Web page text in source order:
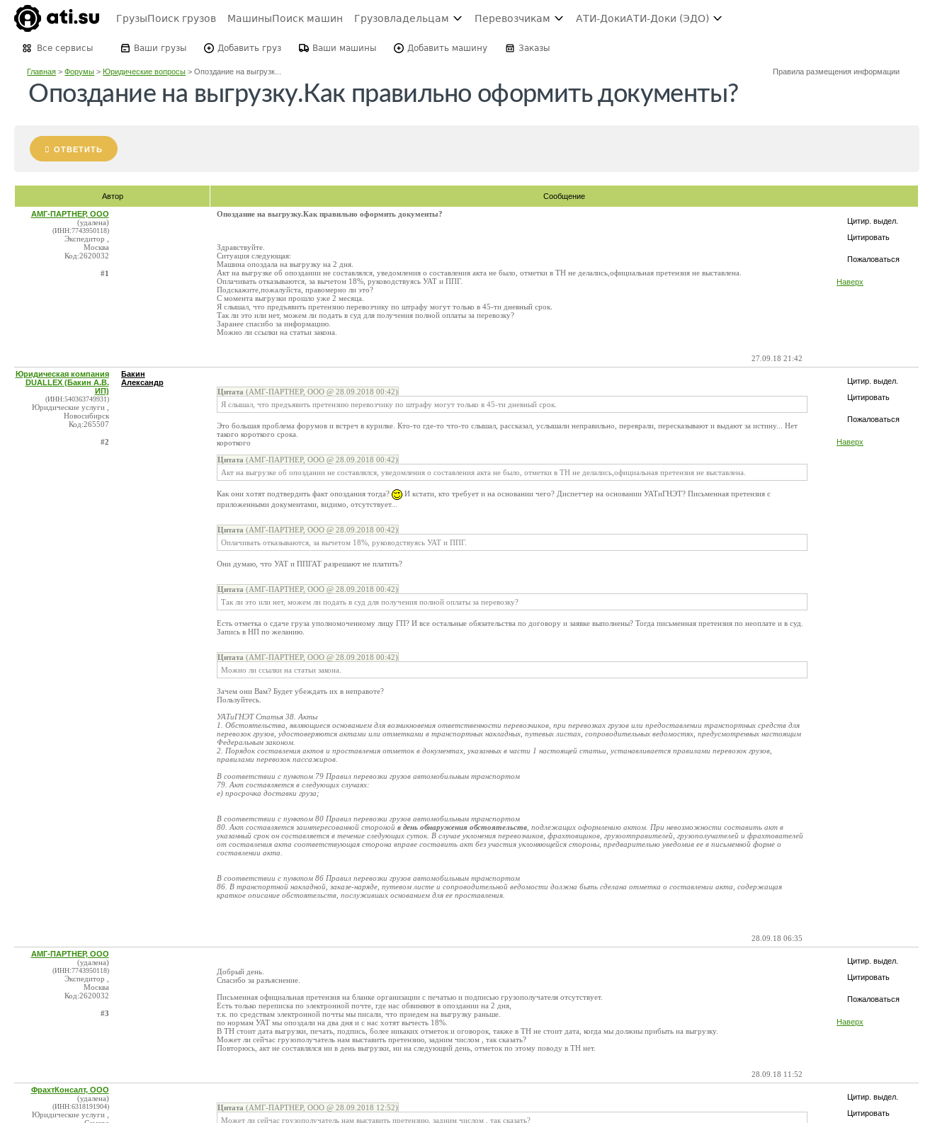
ГрузыПоиск грузов МашиныПоиск машин Грузовладельцам Перевозчикам АТИ-ДокиАТИ-Доки (ЭДО)
Все сервисы Ваши грузы Добавить груз Ваши машины Добавить машину Заказы
Главная >Форумы >Юридические вопросы >Опоздание на выгрузк... Правила размещения информации
Опоздание на выгрузку.Как правильно оформить документы?
ОТВЕТИТЬ
Автор Сообщение
Цитир. выдел.
Цитировать
Пожаловаться
Наверх
АМГ-ПАРТНЕР, ООО
(удалена)
(ИНН:7743950118)
Экспедитор ,
Москва
Код:2620032
#1
Опоздание на выгрузку.Как правильно оформить документы?
Здравствуйте.
Ситуация следующая:
Машина опоздала на выгрузку на 2 дня.
Акт на выгрузке об опоздании не составлялся, уведомления о составления акта не было, отметки в ТН не делались,официальная претензия не выставлена.
Оплачивать отказываются, за вычетом 18%, руководствуясь УАТ и ППГ.
Подскажите,пожалуйста, правомерно ли это?
С момента выгрузки прошло уже 2 месяца.
Я слышал, что предъявить претензию перевозчику по штрафу могут только в 45-ти дневный срок.
Так ли это или нет, можем ли подать в суд для получения полной оплаты за перевозку?
Заранее спасибо за информацию.
Можно ли ссылки на статьи закона.
27.09.18 21:42
Цитир. выдел.
Цитировать
Пожаловаться
Наверх
Юридическая компания
DUALLEX (Бакин А.В.
ИП)
(ИНН:540363749931)
Юридические услуги ,
Новосибирск
Код:265507
#2
Бакин
Александр
Цитата (АМГ-ПАРТНЕР, ООО @ 28.09.2018 00:42)
Я слышал, что предъявить претензию перевозчику по штрафу могут только в 45-ти дневный срок.
Это большая проблема форумов и встреч в курилке. Кто-то где-то что-то слышал, рассказал, услышали неправильно, переврали, пересказывают и выдают за истину... Нет
такого короткого срока.
короткого
Цитата (АМГ-ПАРТНЕР, ООО @ 28.09.2018 00:42)
Акт на выгрузке об опоздании не составлялся, уведомления о составления акта не было, отметки в ТН не делались,официальная претензия не выставлена.
Как они хотят подтвердить факт опоздания тогда?
И кстати, кто требует и на основании чего? Диспетчер на основании УАТиГНЭТ? Письменная претензия с
приложенными документами, видимо, отсутствует...
Цитата (АМГ-ПАРТНЕР, ООО @ 28.09.2018 00:42)
Оплачивать отказываются, за вычетом 18%, руководствуясь УАТ и ППГ.
Они думаю, что УАТ и ППГАТ разрешают не платить?
Цитата (АМГ-ПАРТНЕР, ООО @ 28.09.2018 00:42)
Так ли это или нет, можем ли подать в суд для получения полной оплаты за перевозку?
Есть отметка о сдаче груза уполномоченному лицу ГП? И все остальные обязательства по договору и заявке выполнены? Тогда письменная претензия по неоплате и в суд.
Запись в НП по желанию.
Цитата (АМГ-ПАРТНЕР, ООО @ 28.09.2018 00:42)
Можно ли ссылки на статьи закона.
Зачем они Вам? Будет убеждать их в неправоте?
Пользуйтесь.
УАТиГНЭТ Статья 38. Акты
1. Обстоятельства, являющиеся основанием для возникновения ответственности перевозчиков, при перевозках грузов или предоставлении транспортных средств для
перевозок грузов, удостоверяются актами или отметками в транспортных накладных, путевых листах, сопроводительных ведомостях, предусмотренных настоящим
Федеральным законом.
2. Порядок составления актов и проставления отметок в документах, указанных в части 1 настоящей статьи, устанавливается правилами перевозок грузов,
правилами перевозок пассажиров.
В соответствии с пунктом 79 Правил перевозки грузов автомобильным транспортом
79. Акт составляется в следующих случаях:
е) просрочка доставки груза;
В соответствии с пунктом 80 Правил перевозки грузов автомобильным транспортом
80. Акт составляется заинтересованной стороной в день обнаружения обстоятельств , подлежащих оформлению актом. При невозможности составить акт в
указанный срок он составляется в течение следующих суток. В случае уклонения перевозчиков, фрахтовщиков, грузоотправителей, грузополучателей и фрахтователей
от составления акта соответствующая сторона вправе составить акт без участия уклоняющейся стороны, предварительно уведомив ее в письменной форме о
составлении акта.
В соответствии с пунктом 86 Правил перевозки грузов автомобильным транспортом
86. В транспортной накладной, заказе-наряде, путевом листе и сопроводительной ведомости должна быть сделана отметка о составлении акта, содержащая
краткое описание обстоятельств, послуживших основанием для ее проставления.
28.09.18 06:35
Цитир. выдел.
Цитировать
Пожаловаться
Наверх
АМГ-ПАРТНЕР, ООО
(удалена)
(ИНН:7743950118)
Экспедитор ,
Москва
Код:2620032
#3
Добрый день.
Спасибо за разъяснение.
Письменная официальная претензия на бланке организации с печатью и подписью грузополучателя отсутствует.
Есть только переписка по электронной почте, где нас обвиняют в опоздании на 2 дня,
т.к. по средствам электронной почты мы писали, что приедем на выгрузку раньше.
по нормам УАТ мы опоздали на два дня и с нас хотят вычесть 18%.
В ТН стоит дата выгрузки, печать, подпись, более никаких отметок и оговорок, также в ТН не стоит дата, когда мы должны прибыть на выгрузку.
Может ли сейчас грузополучатель нам выставить претензию, задним числом , так сказать?
Повторюсь, акт не составлялся ни в день выгрузки, ни на следующий день, отметок по этому поводу в ТН нет.
28.09.18 11:52
Цитир. выдел.
Цитировать
ФрахтКонсалт, ООО
(удалена)
(ИНН:6318191904)
Юридические услуги ,
Цитата (АМГ-ПАРТНЕР, ООО @ 28.09.2018 12:52)
Может ли сейчас грузополучатель нам выставить претензию, задним числом , так сказать?